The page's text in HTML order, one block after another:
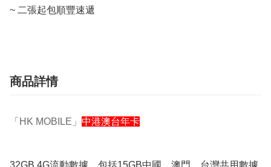
~ 二張起包順豐速遞
商品詳情
「HK MOBILE」 中港澳台年卡